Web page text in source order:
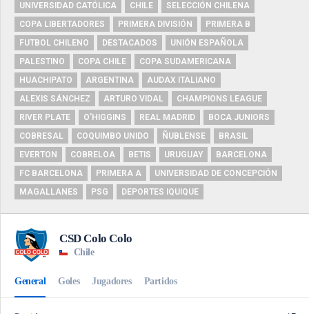
UNIVERSIDAD CATÓLICA
CHILE
SELECCIÓN CHILENA
COPA LIBERTADORES
PRIMERA DIVISIÓN
PRIMERA B
FUTBOL CHILENO
DESTACADOS
UNIÓN ESPAÑOLA
PALESTINO
COPA CHILE
COPA SUDAMERICANA
HUACHIPATO
ARGENTINA
AUDAX ITALIANO
ALEXIS SÁNCHEZ
ARTURO VIDAL
CHAMPIONS LEAGUE
RIVER PLATE
O'HIGGINS REAL MADRID
BOCA JUNIORS
COBRESAL
COQUIMBO UNIDO ÑUBLENSE
BRASIL
EVERTON
COBRELOA BETIS URUGUAY
BARCELONA
FC BARCELONA
PRIMERA A
UNIVERSIDAD DE CONCEPCIÓN
MAGALLANES
PSG DEPORTES IQUIQUE